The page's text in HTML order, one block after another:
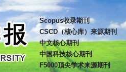
Scopus收录期刊
CSCD（核心库）来源期刊
中文核心期刊
中国科技核心期刊
F5000顶尖学术来源期刊